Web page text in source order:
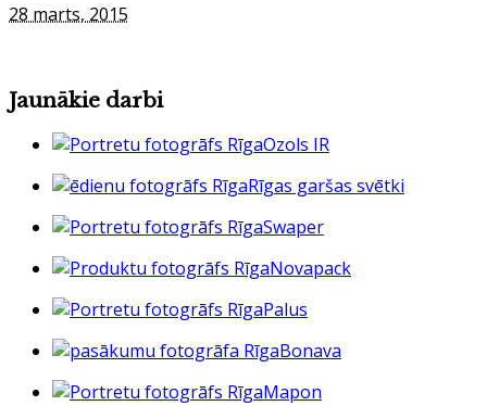
28 marts, 2015
Jaunākie darbi
Ozols IR
Rīgas garšas svētki
Swaper
Novapack
Palus
Bonava
Mapon